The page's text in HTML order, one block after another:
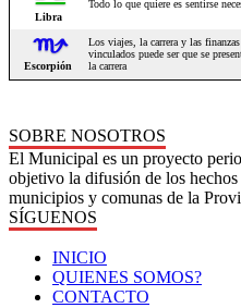
SOBRE NOSOTROS
El Municipal es un proyecto
objetivo la difusión de los hechos
municipios y comunas de la
SÍGUENOS
INICIO
QUIENES SOMOS?
CONTACTO